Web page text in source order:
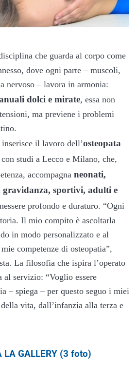
che guarda al corpo come
dove ogni parte – muscoli,
nervoso – lavora in armonia:
dolci e mirate, essa non
ma previene i problemi
il lavoro dell’osteopata
studi a Lecco e Milano, che,
accompagna neonati,
sportivi, adulti e
profondo e duraturo. “Ogni
Il mio compito è ascoltarla
in modo personalizzato e al
competenze di osteopatia”,
La filosofia che ispira l’operato
servizio: “Voglio essere
– spiega – per questo seguo i miei
vita, dall’infanzia alla terza e
LA GALLERY (3 foto)